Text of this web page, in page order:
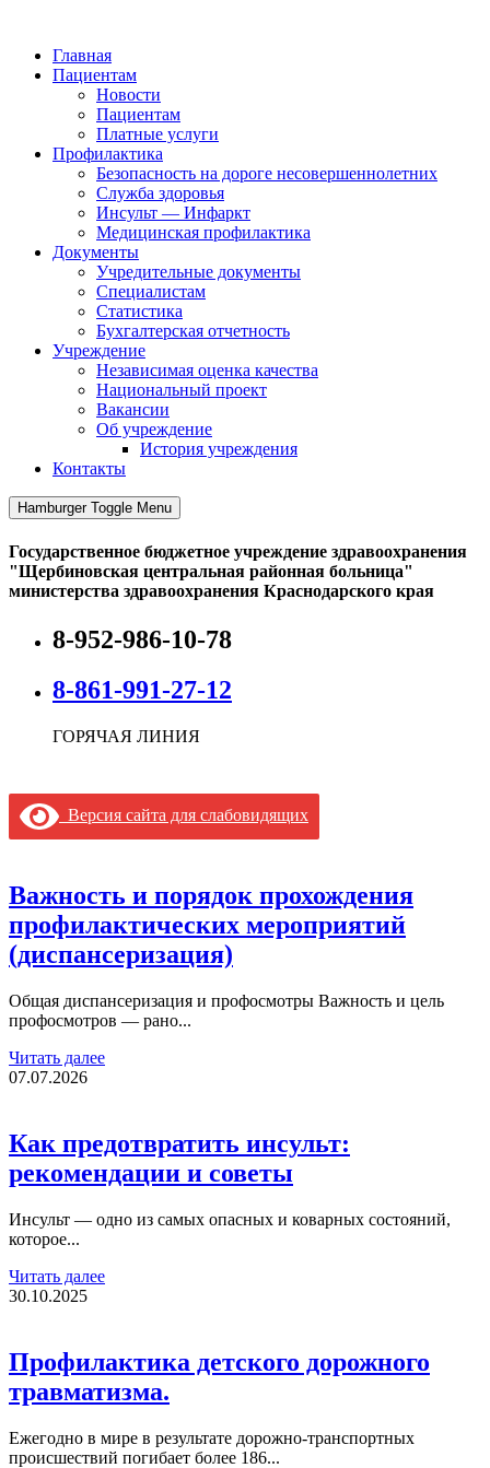
Главная
Пациентам
Новости
Пациентам
Платные услуги
Профилактика
Безопасность на дороге несовершеннолетних
Служба здоровья
Инсульт — Инфаркт
Медицинская профилактика
Документы
Учредительные документы
Специалистам
Статистика
Бухгалтерская отчетность
Учреждение
Независимая оценка качества
Национальный проект
Вакансии
Об учреждение
История учреждения
Контакты
Hamburger Toggle Menu
Государственное бюджетное учреждение здравоохранения
"Щербиновская центральная районная больница"
министерства здравоохранения Краснодарского края
8-952-986-10-78
8-861-991-27-12
ГОРЯЧАЯ ЛИНИЯ
Версия сайта для слабовидящих
Важность и порядок прохождения
профилактических мероприятий
(диспансеризация)
Общая диспансеризация и профосмотры Важность и цель
профосмотров — рано...
Читать далее
07.07.2026
Как предотвратить инсульт:
рекомендации и советы
Инсульт — одно из самых опасных и коварных состояний,
которое...
Читать далее
30.10.2025
Профилактика детского дорожного
травматизма.
Ежегодно в мире в результате дорожно-транспортных
происшествий погибает более 186...